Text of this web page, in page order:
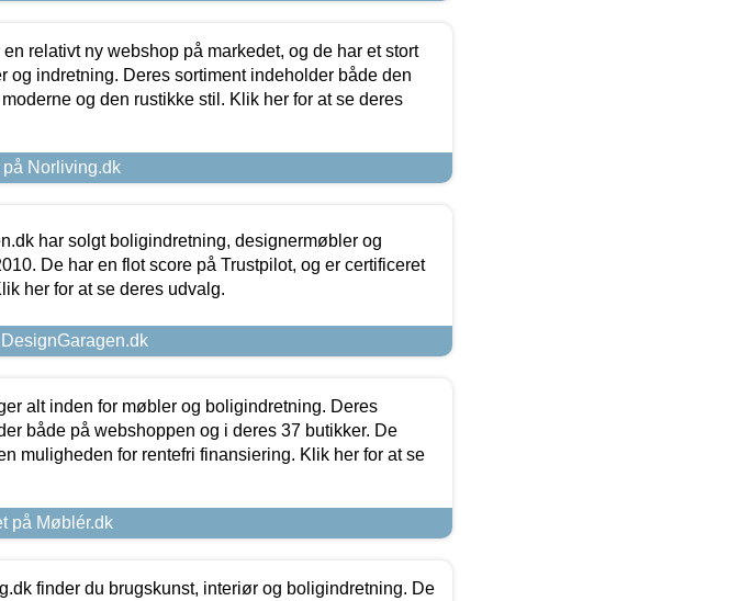
relativt ny webshop på markedet, og de har et stort
og indretning. Deres sortiment indeholder både den
og den rustikke stil. Klik her for at se deres
Norliving.dk
har solgt boligindretning, designermøbler og
De har en flot score på Trustpilot, og er certificeret
her for at se deres udvalg.
alt inden for møbler og boligindretning. Deres
både på webshoppen og i deres 37 butikker. De
muligheden for rentefri finansiering. Klik her for at se
på Møblér.dk
finder du brugskunst, interiør og boligindretning. De